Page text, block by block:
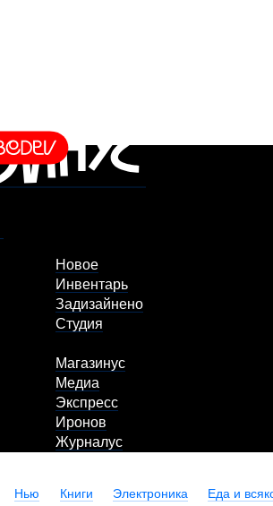
Новое
Инвентарь
Задизайнено
Студия
Магазинус
Медиа
Экспресс
Иронов
Журналус
Нью Книги Электроника Еда и